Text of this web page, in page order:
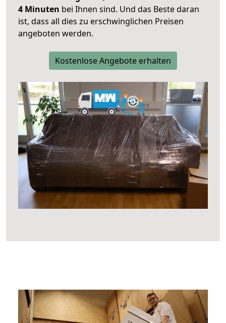
4 Minuten bei Ihnen sind. Und das Beste daran
ist, dass all dies zu erschwinglichen Preisen
angeboten werden.
Kostenlose Angebote erhalten